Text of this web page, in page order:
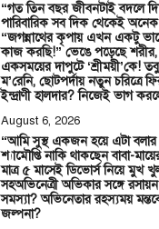
“গত তিন বছর জীবনটাই বদলে
পারিবারিক সব দিক থেকেই
“জগন্নাথের কৃপায় এখন একটু
কাজ করছি!” ভেঙে পড়েছে শরীর,
একসময়ের দাপুটে ‘শ্রীময়ী’কে!
ম’রেনি, ছোটপর্দায় নতুন চরিত্রে
ইন্দ্রাণী হালদার? নিজেই ভাগ
August 6, 2026
“আমি সুস্থ একজন হয়ে এটা
শ্যামৌপ্তি নাকি থাকছেন বাবা-
মাত্র ৫ মাসেই ডিভোর্স নিয়ে মুখ
সহঅভিনেত্রী অভিকার সঙ্গে
সমস্যা? অভিনেতার রহস্যময়
জল্পনা?